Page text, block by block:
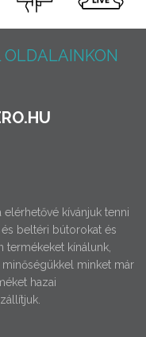
OLDALAINKON
kívánjuk tenni
beltéri bútorokat és
termékeket kínálunk,
minket már
hazai